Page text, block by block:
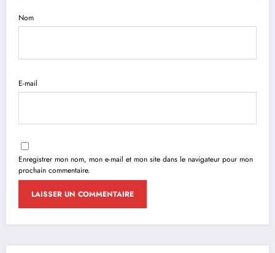
Nom
E-mail
Enregistrer mon nom, mon e-mail et mon site dans le navigateur pour mon
prochain commentaire.